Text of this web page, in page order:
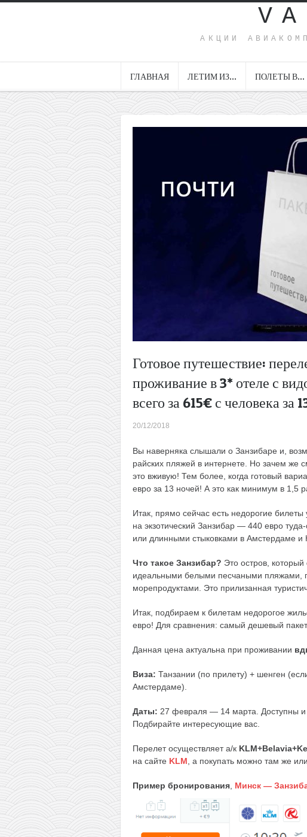
АКЦИИ
ГЛАВНАЯ ЛЕТИМ ИЗ… ПОЛЕТЫ В…
Готовое путешествие:
проживание в 3* отеле с
всего за 615€ с человека за
20/12/2018
Вы наверняка слышали о Занзибаре и,
райских пляжей в интернете. Но зачем же
это вживую! Тем более, когда готовый
евро за 13 ночей! А это как минимум в 1,5
Итак, прямо сейчас есть недорогие билеты
на экзотический Занзибар — 440 евро
или длинными стыковками в Амстердаме и
Что такое Занзибар? Это остров,
идеальными белыми песчаными пляжами,
морепродуктами. Это прилизанная
Итак, подбираем к билетам недорогое
евро! Для сравнения: самый дешевый
Данная цена актуальна при проживании
Виза: Танзании (по прилету) + шенген
Амстердаме).
Даты: 27 февраля — 14 марта. Доступны и
Подбирайте интересующие вас.
Перелет осуществляет а/к
на сайте KLM , а покупать можно там же
Пример бронирования Минск —